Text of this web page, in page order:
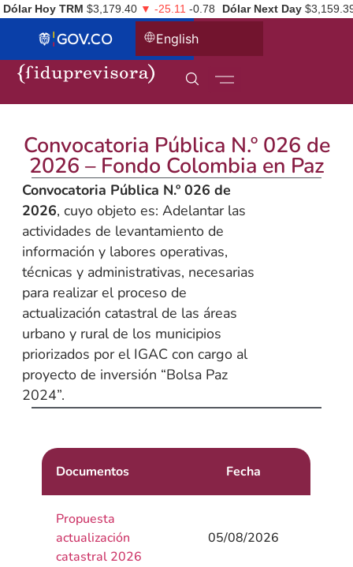
Dólar Hoy TRM $3,179.40 ▼ -25.11 -0.78 Dólar Next Day
English
Convocatoria Pública N.º 026 de
2026 – Fondo Colombia en Paz
Convocatoria Pública N.º 026 de
2026, cuyo objeto es: Adelantar las
actividades de levantamiento de
información y labores operativas,
técnicas y administrativas, necesarias
para realizar el proceso de
actualización catastral de las áreas
urbano y rural de los municipios
priorizados por el IGAC con cargo al
proyecto de inversión “Bolsa Paz
2024”.
Documentos Fecha
Propuesta
actualización
catastral 2026
05/08/2026